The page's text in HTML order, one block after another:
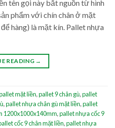
tên gọi này bắt nguồn từ hình
phẩm với chín chân ở mặt
hàng) là mặt kín. Pallet nhựa
READING →
mặt liền,pallet 9 chân gù,pallet
,pallet nhựa chân gù mặt liền,pallet
1200x1000x140mm,pallet nhựa cốc 9
cốc 9 chân mặt liền,pallet nhựa